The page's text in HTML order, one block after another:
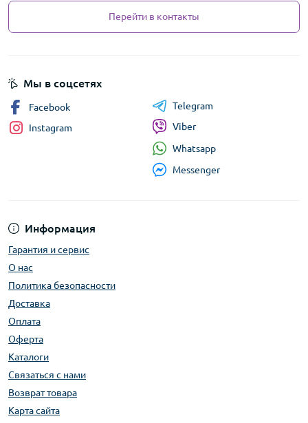
Перейти в контакты
Информация
Гарантия и сервис
О нас
Политика безопасности
Доставка
Оплата
Оферта
Каталоги
Связаться с нами
Возврат товара
Карта сайта
Мы в соцсетях
Facebook
Instagram
Telegram
Viber
Whatsapp
Messenger